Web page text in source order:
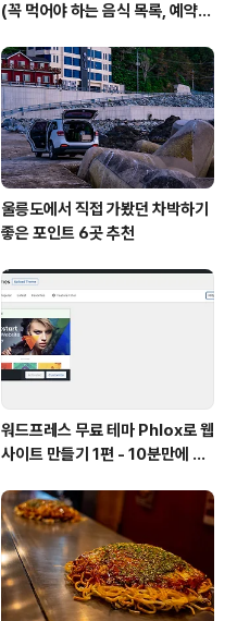
(꼭 먹어야 하는 음식 목록, 예약
울릉도에서 직접 가봤던 차박하기
좋은 포인트 6곳 추천
워드프레스 무료 테마 Phlox로 웹
사이트 만들기 1편 - 10분만에 사